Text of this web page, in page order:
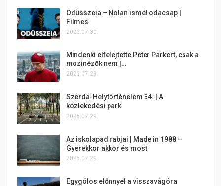
Odüsszeia – Nolan ismét odacsap |
Filmes
2026.07.30.
Mindenki elfelejtette Peter Parkert, csak a
mozinézők nem |…
2026.07.29.
Szerda-Helytörténelem 34. | A
közlekedési park
2026.07.29.
Az iskolapad rabjai | Made in 1988 –
Gyerekkor akkor és most
2026.07.29.
Egygólos előnnyel a visszavágóra